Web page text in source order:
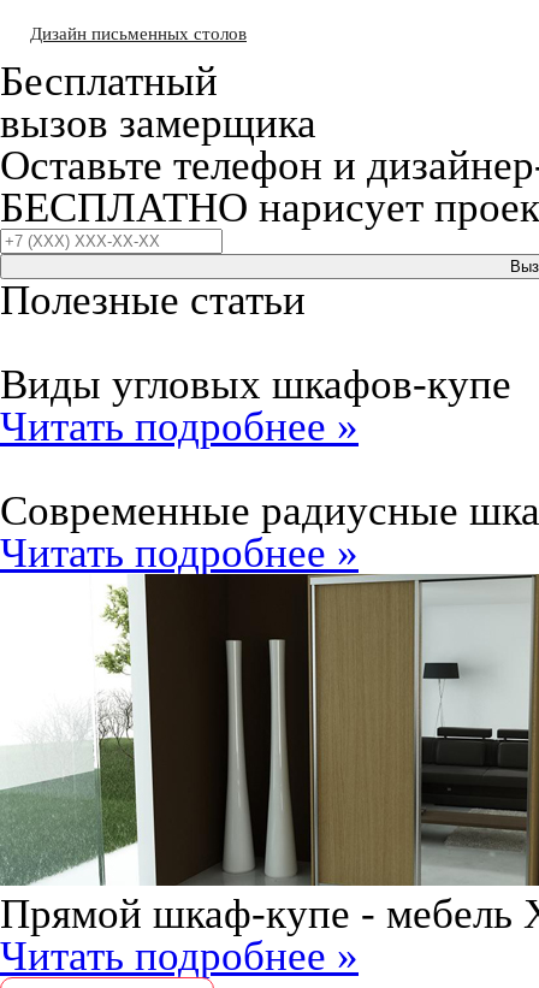
Дизайн письменных столов
Бесплатный
вызов замерщика
Оставьте телефон и
БЕСПЛАТНО нарисует
Полезные статьи
Виды угловых шкафов-купе
Читать подробнее »
Современные радиусные
Читать подробнее »
Прямой шкаф-купе - мебель
Читать подробнее »